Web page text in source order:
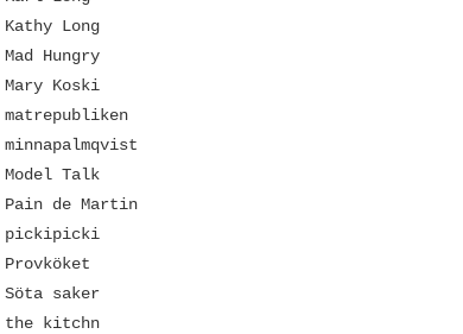
Kathy Long
Mad Hungry
Mary Koski
matrepubliken
minnapalmqvist
Model Talk
Pain de Martin
pickipicki
Provköket
Söta saker
the kitchn